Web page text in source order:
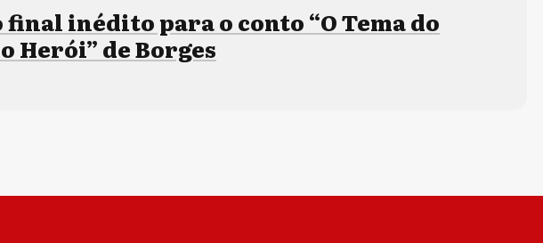
inédito para o conto “O Tema do
Herói” de Borges